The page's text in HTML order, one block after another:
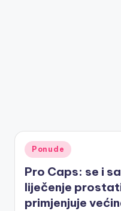
Posted
in
Ponude
Pro Caps: se i
liječenje
primjenjuje